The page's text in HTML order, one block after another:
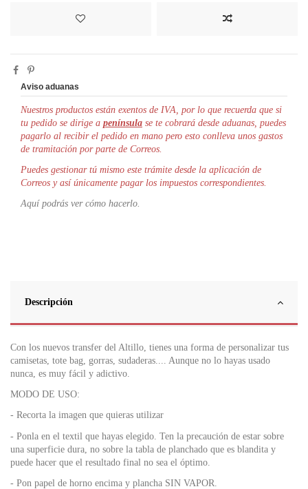
Aviso aduanas
Nuestros productos están exentos de IVA, por lo que recuerda que si
tu pedido se dirige a península se te cobrará desde aduanas, puedes
pagarlo al recibir el pedido en mano pero esto conlleva unos gastos
de tramitación por parte de Correos.
Puedes gestionar tú mismo este trámite desde la aplicación de
Correos y así únicamente pagar los impuestos correspondientes.
Aquí podrás ver cómo hacerlo.
Descripción
Con los nuevos transfer del Altillo, tienes una forma de personalizar tus
camisetas, tote bag, gorras, sudaderas.... Aunque no lo hayas usado
nunca, es muy fácil y adictivo.
MODO DE USO:
- Recorta la imagen que quieras utilizar
- Ponla en el textil que hayas elegido. Ten la precaución de estar sobre
una superficie dura, no sobre la tabla de planchado que es blandita y
puede hacer que el resultado final no sea el óptimo.
- Pon papel de horno encima y plancha SIN VAPOR.